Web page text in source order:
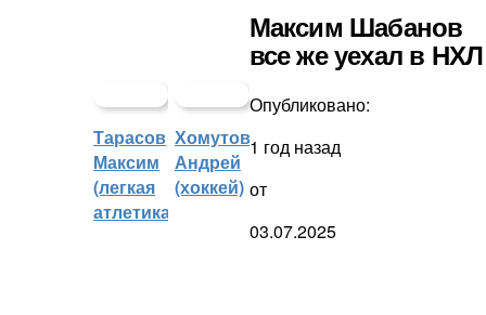
Тарасов
Максим
(легкая
атлетика)
Хомутов
Андрей
(хоккей)
Максим Шабанов
все же уехал в НХЛ
Опубликовано:
1 год назад
от
03.07.2025